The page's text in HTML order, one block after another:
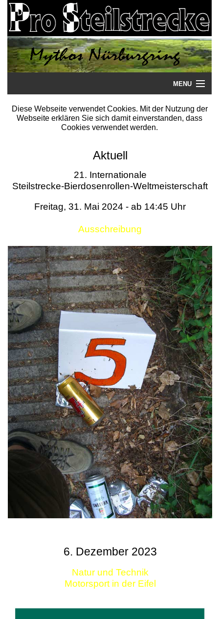
MENU
Startseite
Literatur
Termine
Diese Webseite verwendet Cookies. Mit der Nutzung der
Webseite erklären Sie sich damit einverstanden, dass
Cookies verwendet werden.
Aktuell
21. Internationale
Steilstrecke-Bierdosenrollen-Weltmeisterschaft
Freitag, 31. Mai 2024 - ab 14:45 Uhr
Ausschreibung
6. Dezember 2023
Natur und Technik
Motorsport in der Eifel